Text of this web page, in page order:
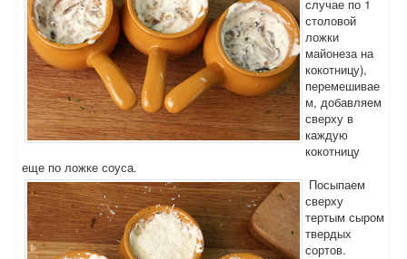
случае по 1
столовой
ложки
майонеза на
кокотницу),
перемешивае
м, добавляем
сверху в
каждую
кокотницу
еще по ложке соуса.
Посыпаем
сверху
тертым сыром
твердых
сортов.